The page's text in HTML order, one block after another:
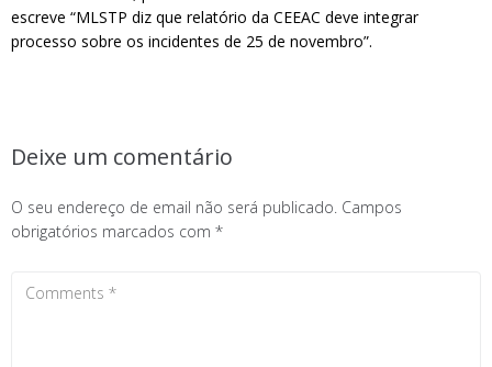
escreve “MLSTP diz que relatório da CEEAC deve integrar
processo sobre os incidentes de 25 de novembro”.
Deixe um comentário
O seu endereço de email não será publicado. Campos
obrigatórios marcados com *